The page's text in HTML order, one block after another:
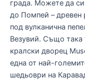
града. Можете да си
до Помпей – древен
под вулканична
Везувий. Също
кралски дворец
една от най-
шедьоври на